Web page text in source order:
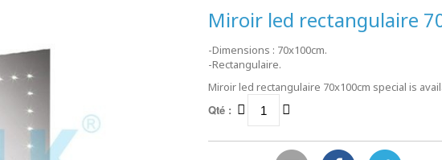
Miroir led rectangulaire
-Dimensions : 70x100cm.
-Rectangulaire.
Miroir led rectangulaire 70x100cm special is
Qté :